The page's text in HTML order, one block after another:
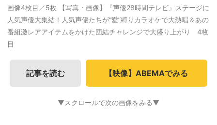
画像4枚目／5枚 【写真・画像】『声優28時間テレビ』ステージに
人気声優大集結！人気声優たちが“愛”縛りカラオケで大熱唱＆あの
番組激レアアイテムをかけた団結チャレンジで大盛り上がり 4枚
目
記事を読む 【映像】ABEMAでみる
▼スクロールで次の画像をみる▼